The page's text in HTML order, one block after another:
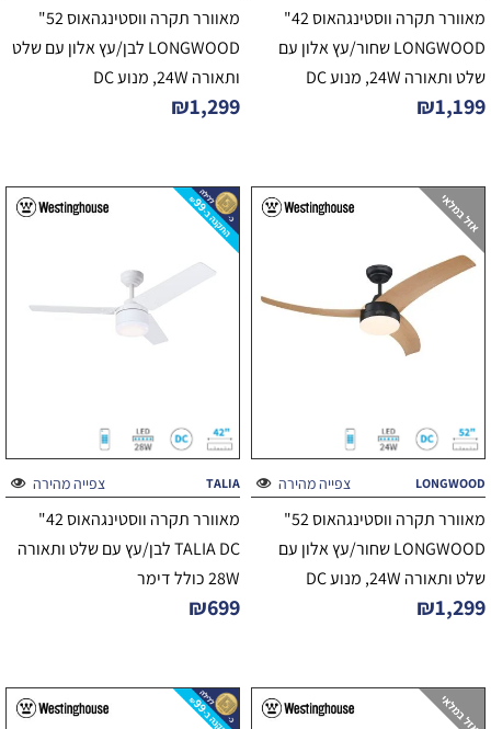
מאוורר תקרה ווסטינגהאוס 42"
LONGWOOD שחור/עץ אלון עם
שלט ותאורה 24W, מנוע DC
₪1,199
מאוורר תקרה ווסטינגהאוס 52"
LONGWOOD לבן/עץ אלון עם שלט
ותאורה 24W, מנוע DC
₪1,299
צפייה מהירה LONGWOOD
מאוורר תקרה ווסטינגהאוס 52"
LONGWOOD שחור/עץ אלון עם
שלט ותאורה 24W, מנוע DC
₪1,299
צפייה מהירה TALIA
מאוורר תקרה ווסטינגהאוס 42"
TALIA DC לבן/עץ עם שלט ותאורה
28W כולל דימר
₪699